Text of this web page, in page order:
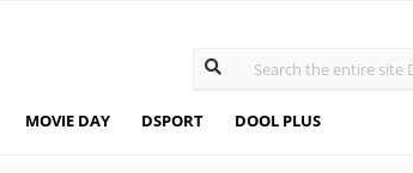
MOVIE DAY DSPORT DOOL PLUS